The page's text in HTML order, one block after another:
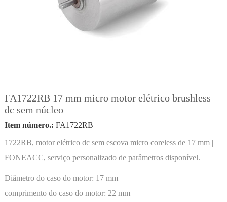
FA1722RB 17 mm micro motor elétrico brushless
dc sem núcleo
Item número.: FA1722RB
1722RB, motor elétrico dc sem escova micro coreless de 17 mm |
FONEACC, serviço personalizado de parâmetros disponível.
Diâmetro do caso do motor: 17 mm
comprimento do caso do motor: 22 mm